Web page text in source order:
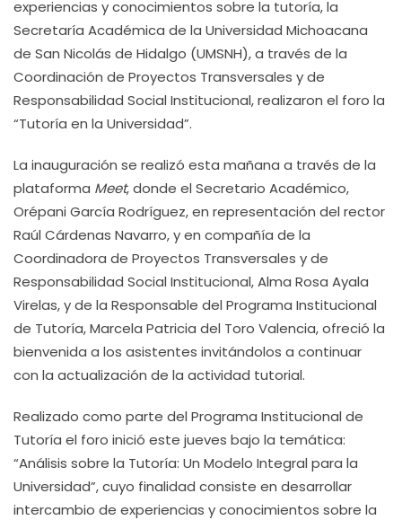
experiencias y conocimientos sobre la tutoría, la
Secretaría Académica de la Universidad Michoacana
de San Nicolás de Hidalgo (UMSNH), a través de la
Coordinación de Proyectos Transversales y de
Responsabilidad Social Institucional, realizaron el foro la
“Tutoría en la Universidad”.
La inauguración se realizó esta mañana a través de la
plataforma Meet, donde el Secretario Académico,
Orépani García Rodríguez, en representación del rector
Raúl Cárdenas Navarro, y en compañía de la
Coordinadora de Proyectos Transversales y de
Responsabilidad Social Institucional, Alma Rosa Ayala
Virelas, y de la Responsable del Programa Institucional
de Tutoría, Marcela Patricia del Toro Valencia, ofreció la
bienvenida a los asistentes invitándolos a continuar
con la actualización de la actividad tutorial.
Realizado como parte del Programa Institucional de
Tutoría el foro inició este jueves bajo la temática:
“Análisis sobre la Tutoría: Un Modelo Integral para la
Universidad”, cuyo finalidad consiste en desarrollar
intercambio de experiencias y conocimientos sobre la